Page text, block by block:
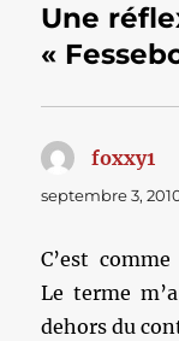
Une
«
foxxy1
septembre 3,
C’est
Le terme
dehors du